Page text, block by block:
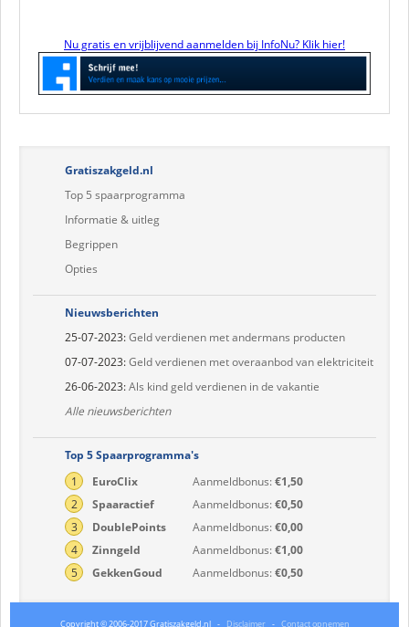
Nu gratis en vrijblijvend aanmelden bij InfoNu? Klik hier!
Gratiszakgeld.nl
Top 5 spaarprogramma
Informatie & uitleg
Begrippen
Opties
Nieuwsberichten
25-07-2023:Geld verdienen met andermans producten
07-07-2023:Geld verdienen met overaanbod van elektriciteit
26-06-2023:Als kind geld verdienen in de vakantie
Alle nieuwsberichten
Top 5 Spaarprogramma's
1
EuroClix Aanmeldbonus:€1,50
2
Spaaractief Aanmeldbonus:€0,50
3
DoublePoints Aanmeldbonus:€0,00
4
Zinngeld Aanmeldbonus:€1,00
5
GekkenGoud Aanmeldbonus:€0,50
Copyright © 2006-2017 Gratiszakgeld.nl - Disclaimer - Contact opnemen